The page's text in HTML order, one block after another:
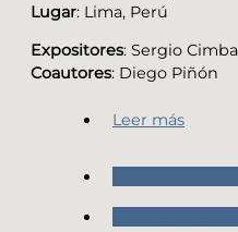
Lugar: Lima, Perú
Expositores: Sergio
Coautores: Diego Piñón
Leer más